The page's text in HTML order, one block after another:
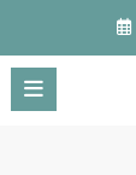
contenido